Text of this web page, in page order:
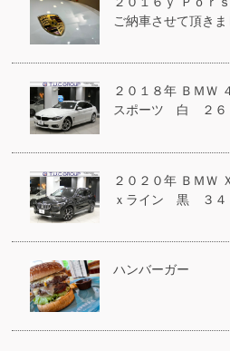
ご納車させて頂きま
２０１８年 ＢＭＷ
スポーツ 白 ２６
２０２０年 ＢＭＷ
ｘライン 黒 ３４
ハンバーガー